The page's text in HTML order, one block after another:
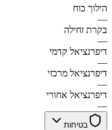
הילוך כוח
—
בקרת זחילה
—
דיפרנציאל קדמי
—
דיפרנציאל מרכזי
—
דיפרנציאל אחורי
—
בטיחות